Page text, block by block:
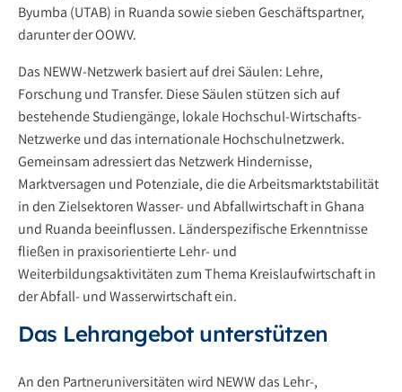
Byumba (UTAB) in Ruanda sowie sieben Geschäftspartner,
darunter der OOWV.
Das NEWW-Netzwerk basiert auf drei Säulen: Lehre,
Forschung und Transfer. Diese Säulen stützen sich auf
bestehende Studiengänge, lokale Hochschul-Wirtschafts-
Netzwerke und das internationale Hochschulnetzwerk.
Gemeinsam adressiert das Netzwerk Hindernisse,
Marktversagen und Potenziale, die die Arbeitsmarktstabilität
in den Zielsektoren Wasser- und Abfallwirtschaft in Ghana
und Ruanda beeinflussen. Länderspezifische Erkenntnisse
fließen in praxisorientierte Lehr- und
Weiterbildungsaktivitäten zum Thema Kreislaufwirtschaft in
der Abfall- und Wasserwirtschaft ein.
Das Lehrangebot unterstützen
An den Partneruniversitäten wird NEWW das Lehr-,